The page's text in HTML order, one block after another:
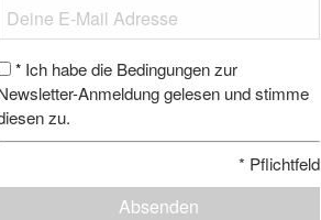
* Ich habe die Bedingungen zur
Anmeldung gelesen und stimme
zu.
* Pflichtfeld
Absenden